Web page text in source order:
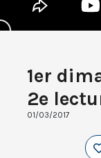
1er
2e
01/03/2017